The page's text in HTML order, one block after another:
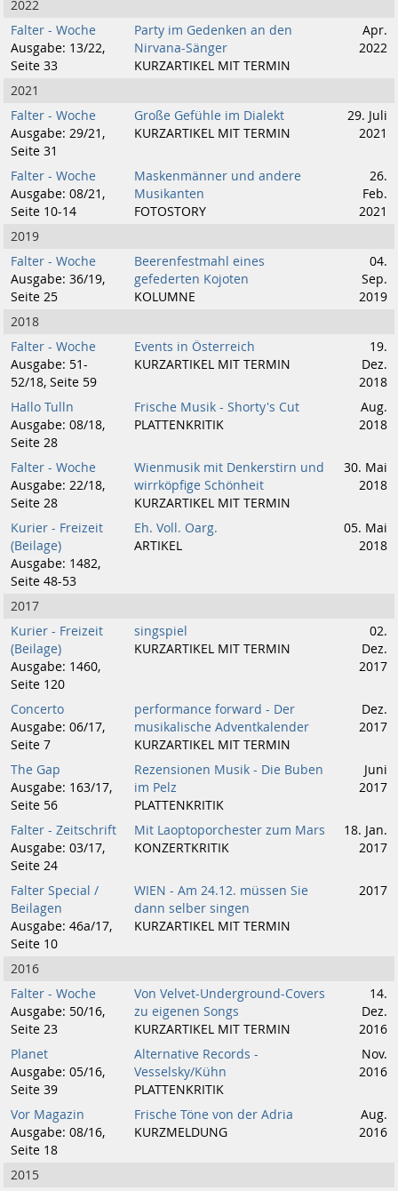
2022
Falter - Woche
Ausgabe: 13/22,
Seite 33
Party im Gedenken an den
Nirvana-Sänger
KURZARTIKEL MIT TERMIN
Apr.
2022
2021
Falter - Woche
Ausgabe: 29/21,
Seite 31
Große Gefühle im Dialekt
KURZARTIKEL MIT TERMIN
29. Juli
2021
Falter - Woche
Ausgabe: 08/21,
Seite 10-14
Maskenmänner und andere
Musikanten
FOTOSTORY
26.
Feb.
2021
2019
Falter - Woche
Ausgabe: 36/19,
Seite 25
Beerenfestmahl eines
gefederten Kojoten
KOLUMNE
04.
Sep.
2019
2018
Falter - Woche
Ausgabe: 51-
52/18, Seite 59
Events in Österreich
KURZARTIKEL MIT TERMIN
19.
Dez.
2018
Hallo Tulln
Ausgabe: 08/18,
Seite 28
Frische Musik - Shorty's Cut
PLATTENKRITIK
Aug.
2018
Falter - Woche
Ausgabe: 22/18,
Seite 28
Wienmusik mit Denkerstirn und
wirrköpfige Schönheit
KURZARTIKEL MIT TERMIN
30. Mai
2018
Kurier - Freizeit
(Beilage)
Ausgabe: 1482,
Seite 48-53
Eh. Voll. Oarg.
ARTIKEL
05. Mai
2018
2017
Kurier - Freizeit
(Beilage)
Ausgabe: 1460,
Seite 120
singspiel
KURZARTIKEL MIT TERMIN
02.
Dez.
2017
Concerto
Ausgabe: 06/17,
Seite 7
performance forward - Der
musikalische Adventkalender
KURZARTIKEL MIT TERMIN
Dez.
2017
The Gap
Ausgabe: 163/17,
Seite 56
Rezensionen Musik - Die Buben
im Pelz
PLATTENKRITIK
Juni
2017
Falter - Zeitschrift
Ausgabe: 03/17,
Seite 24
Mit Laoptoporchester zum Mars
KONZERTKRITIK
18. Jan.
2017
Falter Special /
Beilagen
Ausgabe: 46a/17,
Seite 10
WIEN - Am 24.12. müssen Sie
dann selber singen
KURZARTIKEL MIT TERMIN
2017
2016
Falter - Woche
Ausgabe: 50/16,
Seite 23
Von Velvet-Underground-Covers
zu eigenen Songs
KURZARTIKEL MIT TERMIN
14.
Dez.
2016
Planet
Ausgabe: 05/16,
Seite 39
Alternative Records -
Vesselsky/Kühn
PLATTENKRITIK
Nov.
2016
Vor Magazin
Ausgabe: 08/16,
Seite 18
Frische Töne von der Adria
KURZMELDUNG
Aug.
2016
2015